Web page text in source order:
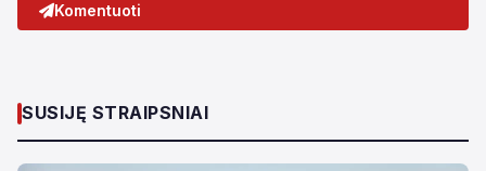
Komentuoti
SUSIJĘ STRAIPSNIAI